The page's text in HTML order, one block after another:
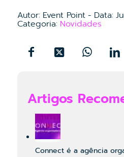
Autor: Event Point - Data:
Categoria: Novidades
Artigos
Connect é a agência